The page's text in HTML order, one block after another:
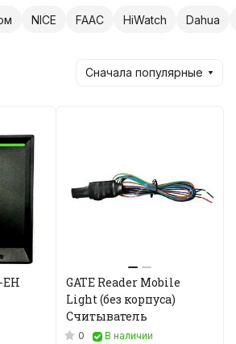
NICE FAAC HiWatch Dahua
Сначала популярные
EH
GATE Reader Mobile
Light (без корпуса)
Считыватель
0
В наличии